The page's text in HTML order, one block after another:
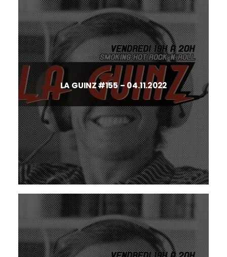
LA GUINZ #155 – 04.11.2022